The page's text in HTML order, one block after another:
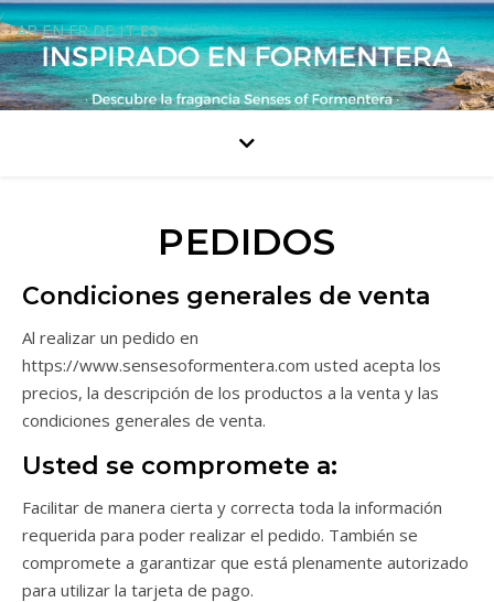
PEDIDOS
Condiciones generales de venta
Al realizar un pedido en
https://www.sensesoformentera.com usted acepta los
precios, la descripción de los productos a la venta y las
condiciones generales de venta.
Usted se compromete a:
Facilitar de manera cierta y correcta toda la información
requerida para poder realizar el pedido. También se
compromete a garantizar que está plenamente autorizado
para utilizar la tarjeta de pago.
AR EN FR DE IT ES